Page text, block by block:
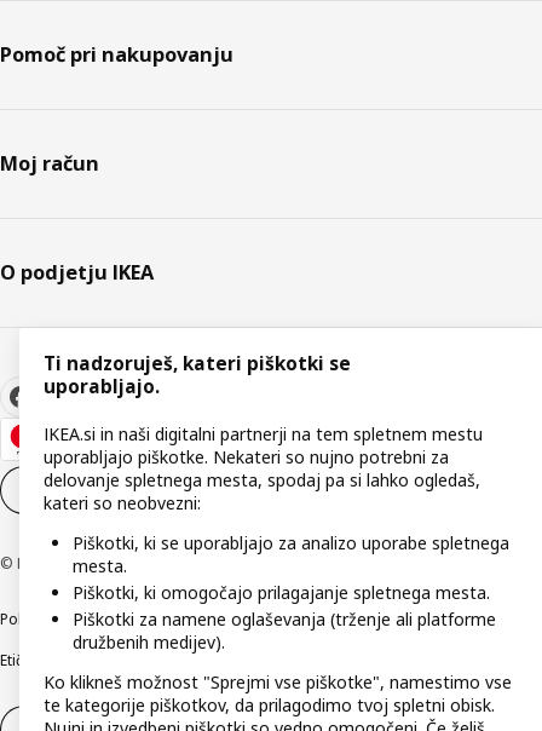
Pomoč pri nakupovanju
Moj račun
O podjetju IKEA
Nastavitve piškotkov SL
© Inter IKEA Systems B.V. 1999–2026
Politika zasebnostiPravilnik o piškotkihPogoji poslovanja Podatki o podjetju
Etično odkrivanje varnostnih pomanjkljivosti
Ti nadzoruješ, kateri piškotki se
uporabljajo.
IKEA.si in naši digitalni partnerji na tem spletnem mestu
uporabljajo piškotke. Nekateri so nujno potrebni za
delovanje spletnega mesta, spodaj pa si lahko ogledaš,
kateri so neobvezni:
Piškotki, ki se uporabljajo za analizo uporabe spletnega
mesta.
Piškotki, ki omogočajo prilagajanje spletnega mesta.
Piškotki za namene oglaševanja (trženje ali platforme
družbenih medijev).
Ko klikneš možnost "Sprejmi vse piškotke", namestimo vse
te kategorije piškotkov, da prilagodimo tvoj spletni obisk.